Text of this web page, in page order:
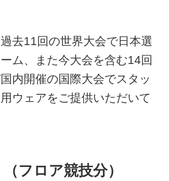
去11回の世界大会で日本選
ム、また今大会を含む14回
内開催の国際大会でスタッ
ウェアをご提供いただいて
フロア競技分）